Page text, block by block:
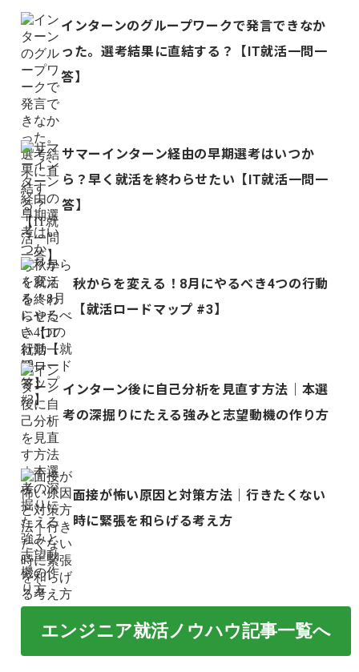
インターンのグループワークで発言できなか
った。選考結果に直結する？【IT就活一問一
答】
サマーインターン経由の早期選考はいつか
ら？早く就活を終わらせたい【IT就活一問一
答】
秋からを変える！8月にやるべき4つの行動
【就活ロードマップ #3】
インターン後に自己分析を見直す方法｜本選
考の深掘りにたえる強みと志望動機の作り方
面接が怖い原因と対策方法｜行きたくない
時に緊張を和らげる考え方
エンジニア就活ノウハウ記事一覧へ